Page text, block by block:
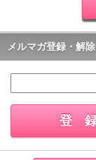
メルマガ登録・解除